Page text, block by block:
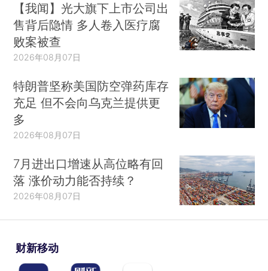
【我闻】光大旗下上市公司出
售背后隐情 多人卷入医疗腐
败案被查
2026年08月07日
特朗普坚称美国防空弹药库存
充足 但不会向乌克兰提供更
多
2026年08月07日
7月进出口增速从高位略有回
落 涨价动力能否持续？
2026年08月07日
财新移动